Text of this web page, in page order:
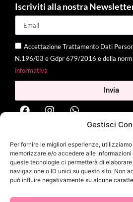
Gestisci
Per fornire le migliori esperienze,
memorizzare e/o accedere alle
queste tecnologie ci permetterà di
navigazione o ID unici su questo sito. Non
può influire negativamente su alcune
Iscriviti alla nostra
Accettazione Trattamento Dati
N.196/03 e Gdpr 679/2016 e della
informativa
Invia
Mina